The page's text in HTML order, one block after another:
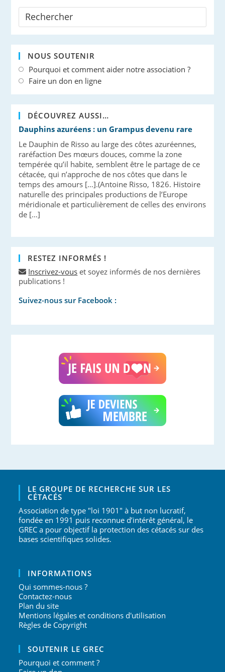
NOUS SOUTENIR
Pourquoi et comment aider notre association ?
Faire un don en ligne
DÉCOUVREZ AUSSI…
Dauphins azuréens : un Grampus devenu rare
Le Dauphin de Risso au large des côtes azuréennes,
raréfaction Des mœurs douces, comme la zone
tempérée qu’il habite, semblent être le partage de ce
cétacée, qui n’approche de nos côtes que dans le
temps des amours […].(Antoine Risso, 1826. Histoire
naturelle des principales productions de l’Europe
méridionale et particulièrement de celles des environs
de […]
RESTEZ INFORMÉS !
Inscrivez-vous et soyez informés de nos dernières
publications !
Suivez-nous sur Facebook :
LE GROUPE DE RECHERCHE SUR LES
CÉTACÉS
Association de type "loi 1901" à but non lucratif,
fondée en 1991 puis reconnue d’intérêt général, le
GREC a pour objectif la protection des cétacés sur des
bases scientifiques solides.
INFORMATIONS
Qui sommes-nous ?
Contactez-nous
Plan du site
Mentions légales et conditions d'utilisation
Règles de Copyright
SOUTENIR LE GREC
Pourquoi et comment ?